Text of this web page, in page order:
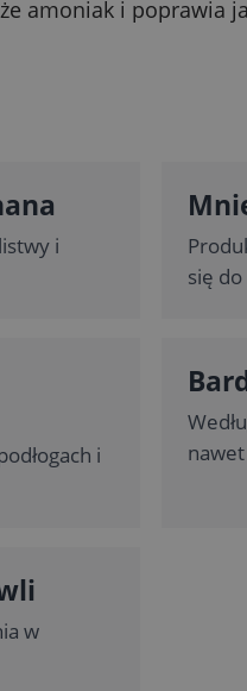
amoniak i poprawia
i
się
i
nawet
w